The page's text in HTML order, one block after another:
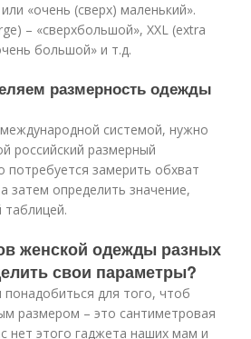
«очень (сверх) маленький».
– «сверхбольшой», XXL (extra
большой» и т.д.
размерность одежды
системой, нужно
российский размерный
потребуется замерить обхват
затем определить значение,
женской одежды разных
свои параметры?
для того, чтоб
размером – это сантиметровая
нет этого гаджета наших мам и